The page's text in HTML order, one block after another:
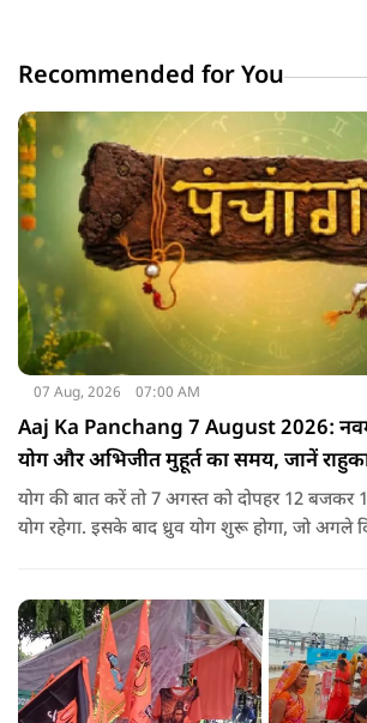
Recommended for You
07 Aug, 2026 07:00 AM
Aaj Ka Panchang 7 August 2026:
योग और अभिजीत मुहूर्त का समय, जानें
योग की बात करें तो 7 अगस्त को दोपहर 12 बजकर
योग रहेगा. इसके बाद ध्रुव योग शुरू होगा, जो अगले